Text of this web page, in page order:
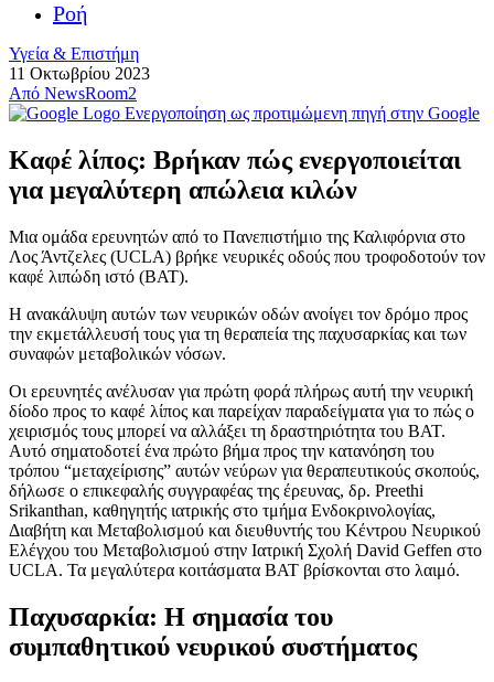
Ροή
Υγεία & Επιστήμη
11 Οκτωβρίου 2023
Από NewsRoom2
Ενεργοποίηση ως προτιμώμενη πηγή στην Google
Καφέ λίπος: Βρήκαν πώς ενεργοποιείται
για μεγαλύτερη απώλεια κιλών
Μια ομάδα ερευνητών από το Πανεπιστήμιο της Καλιφόρνια στο
Λος Άντζελες (UCLA) βρήκε νευρικές οδούς που τροφοδοτούν τον
καφέ λιπώδη ιστό (BAT).
Η ανακάλυψη αυτών των νευρικών οδών ανοίγει τον δρόμο προς
την εκμετάλλευσή τους για τη θεραπεία της παχυσαρκίας και των
συναφών μεταβολικών νόσων.
Οι ερευνητές ανέλυσαν για πρώτη φορά πλήρως αυτή την νευρική
δίοδο προς το καφέ λίπος και παρείχαν παραδείγματα για το πώς ο
χειρισμός τους μπορεί να αλλάξει τη δραστηριότητα του ΒΑΤ.
Αυτό σηματοδοτεί ένα πρώτο βήμα προς την κατανόηση του
τρόπου “μεταχείρισης” αυτών νεύρων για θεραπευτικούς σκοπούς,
δήλωσε ο επικεφαλής συγγραφέας της έρευνας, δρ. Preethi
Srikanthan, καθηγητής ιατρικής στο τμήμα Ενδοκρινολογίας,
Διαβήτη και Μεταβολισμού και διευθυντής του Κέντρου Νευρικού
Ελέγχου του Μεταβολισμού στην Ιατρική Σχολή David Geffen στο
UCLA. Τα μεγαλύτερα κοιτάσματα ΒΑΤ βρίσκονται στο λαιμό.
Παχυσαρκία: Η σημασία του
συμπαθητικού νευρικού συστήματος